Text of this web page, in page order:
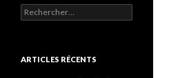
Rechercher :
ARTICLES RÉCENTS